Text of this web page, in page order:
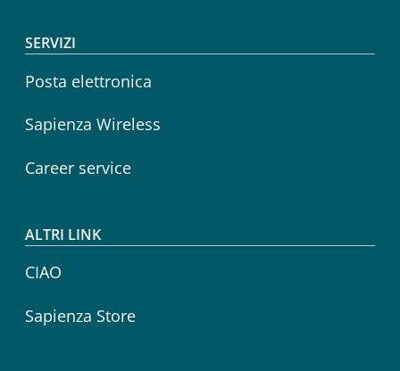
SERVIZI
Posta elettronica
Sapienza Wireless
Career service
ALTRI LINK
CIAO
Sapienza Store